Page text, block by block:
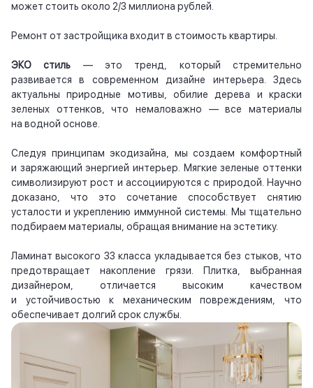
может стоить около 2/3 миллиона рублей.
Ремонт от застройщика входит в стоимость квартиры.
ЭКО стиль — это тренд, который стремительно
развивается в современном дизайне интерьера. Здесь
актуальны природные мотивы, обилие дерева и краски
зеленых оттенков, что немаловажно — все материалы
на водной основе.
Следуя принципам экодизайна, мы создаем комфортный
и заряжающий энергией интерьер. Мягкие зеленые оттенки
символизируют рост и ассоциируются с природой. Научно
доказано, что это сочетание способствует снятию
усталости и укреплению иммунной системы. Мы тщательно
подбираем материалы, обращая внимание на эстетику.
Ламинат высокого 33 класса укладывается без стыков, что
предотвращает накопление грязи. Плитка, выбранная
дизайнером, отличается высоким качеством
и устойчивостью к механическим повреждениям, что
обеспечивает долгий срок службы.